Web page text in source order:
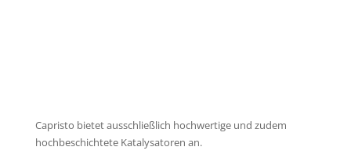
Capristo bietet ausschließlich hochwertige und zudem
hochbeschichtete Katalysatoren an.